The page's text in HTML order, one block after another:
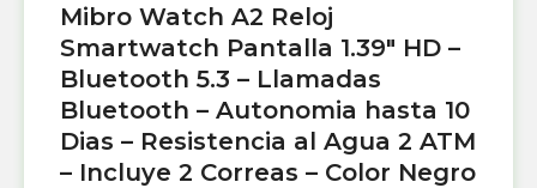
Mibro Watch A2 Reloj
Smartwatch Pantalla 1.39″ HD –
Bluetooth 5.3 – Llamadas
Bluetooth – Autonomia hasta 10
Dias – Resistencia al Agua 2 ATM
– Incluye 2 Correas – Color Negro